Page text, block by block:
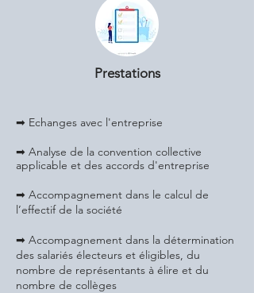
Prestations
➡ Echanges avec l'entreprise
➡ Analyse de la convention collective
applicable et des accords d'entreprise
➡ Accompagnement dans le calcul de
l’effectif de la société
➡ Accompagnement dans la détermination
des salariés électeurs et éligibles, du
nombre de représentants à élire et du
nombre de collèges